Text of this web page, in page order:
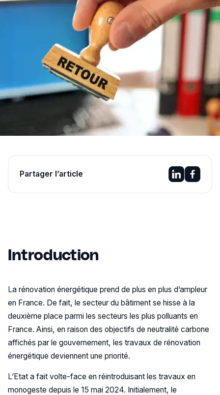
Partager l’article
Introduction
La rénovation énergétique prend de plus en plus d’ampleur
en France. De fait, le secteur du bâtiment se hisse à la
deuxième place parmi les secteurs les plus polluants en
France. Ainsi, en raison des objectifs de neutralité carbone
affichés par le gouvernement, les travaux de rénovation
énergétique deviennent une priorité.
L’Etat a fait volte-face en réintroduisant les travaux en
monogeste depuis le 15 mai 2024. Initialement, le